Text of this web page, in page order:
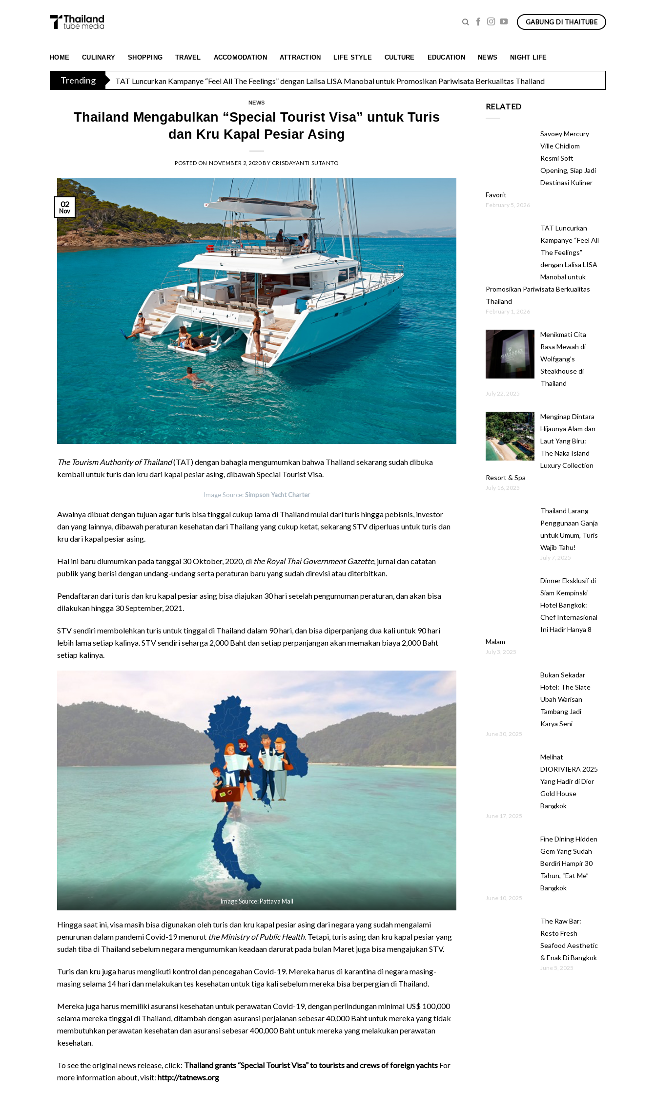
content
GABUNG DI THAITUBE
HOME CULINARY SHOPPING TRAVEL ACCOMODATION ATTRACTION LIFE STYLE CULTURE EDUCATION NEWS NIGHT LIFE
Trending Menikmati Cita Rasa Mewah di Wolfgang’s Steakhouse di Thailand
NEWS
Thailand Mengabulkan “Special Tourist Visa” untuk Turis
dan Kru Kapal Pesiar Asing
POSTED ON NOVEMBER 2, 2020BY CRISDAYANTI SUTANTO
02
Nov
The Tourism Authority of Thailand(TAT) dengan bahagia mengumumkan bahwa Thailand sekarang sudah dibuka
kembali untuk turis dan kru dari kapal pesiar asing, dibawah Special Tourist Visa.
Image Source:Simpson Yacht Charter
Awalnya dibuat dengan tujuan agar turis bisa tinggal cukup lama di Thailand mulai dari turis hingga pebisnis, investor
dan yang lainnya, dibawah peraturan kesehatan dari Thailang yang cukup ketat, sekarang STV diperluas untuk turis dan
kru dari kapal pesiar asing.
Hal ini baru diumumkan pada tanggal 30 Oktober, 2020, di the Royal Thai Government Gazette, jurnal dan catatan
publik yang berisi dengan undang-undang serta peraturan baru yang sudah direvisi atau diterbitkan.
Pendaftaran dari turis dan kru kapal pesiar asing bisa diajukan 30 hari setelah pengumuman peraturan, dan akan bisa
dilakukan hingga 30 September, 2021.
STV sendiri membolehkan turis untuk tinggal di Thailand dalam 90 hari, dan bisa diperpanjang dua kali untuk 90 hari
lebih lama setiap kalinya. STV sendiri seharga 2,000 Baht dan setiap perpanjangan akan memakan biaya 2,000 Baht
setiap kalinya.
Image Source: Pattaya Mail
Hingga saat ini, visa masih bisa digunakan oleh turis dan kru kapal pesiar asing dari negara yang sudah mengalami
penurunan dalam pandemi Covid-19 menurut the Ministry of Public Health. Tetapi, turis asing dan kru kapal pesiar yang
sudah tiba di Thailand sebelum negara mengumumkan keadaan darurat pada bulan Maret juga bisa mengajukan STV.
Turis dan kru juga harus mengikuti kontrol dan pencegahan Covid-19. Mereka harus di karantina di negara masing-
masing selama 14 hari dan melakukan tes kesehatan untuk tiga kali sebelum mereka bisa berpergian di Thailand.
Mereka juga harus memiliki asuransi kesehatan untuk perawatan Covid-19, dengan perlindungan minimal US$ 100,000
selama mereka tinggal di Thailand, ditambah dengan asuransi perjalanan sebesar 40,000 Baht untuk mereka yang tidak
membutuhkan perawatan kesehatan dan asuransi sebesar 400,000 Baht untuk mereka yang melakukan perawatan
kesehatan.
To see the original news release, click: Thailand grants “Special Tourist Visa” to tourists and crews of foreign yachts For
more information about, visit: http://tatnews.org
RELATED
Savoey Mercury
Ville Chidlom
Resmi Soft
Opening, Siap Jadi
Destinasi Kuliner
Favorit
February 5, 2026
TAT Luncurkan
Kampanye “Feel All
The Feelings”
dengan Lalisa LISA
Manobal untuk
Promosikan Pariwisata Berkualitas
Thailand
February 1, 2026
Menikmati Cita
Rasa Mewah di
Wolfgang’s
Steakhouse di
Thailand
July 22, 2025
Menginap Dintara
Hijaunya Alam dan
Laut Yang Biru:
The Naka Island
Luxury Collection
Resort & Spa
July 16, 2025
Thailand Larang
Penggunaan Ganja
untuk Umum, Turis
Wajib Tahu!
July 7, 2025
Dinner Eksklusif di
Siam Kempinski
Hotel Bangkok:
Chef Internasional
Ini Hadir Hanya 8
Malam
July 3, 2025
Bukan Sekadar
Hotel: The Slate
Ubah Warisan
Tambang Jadi
Karya Seni
June 30, 2025
Melihat
DIORIVIERA 2025
Yang Hadir di Dior
Gold House
Bangkok
June 17, 2025
Fine Dining Hidden
Gem Yang Sudah
Berdiri Hampir 30
Tahun, “Eat Me”
Bangkok
June 10, 2025
The Raw Bar:
Resto Fresh
Seafood Aesthetic
& Enak Di Bangkok
June 5, 2025